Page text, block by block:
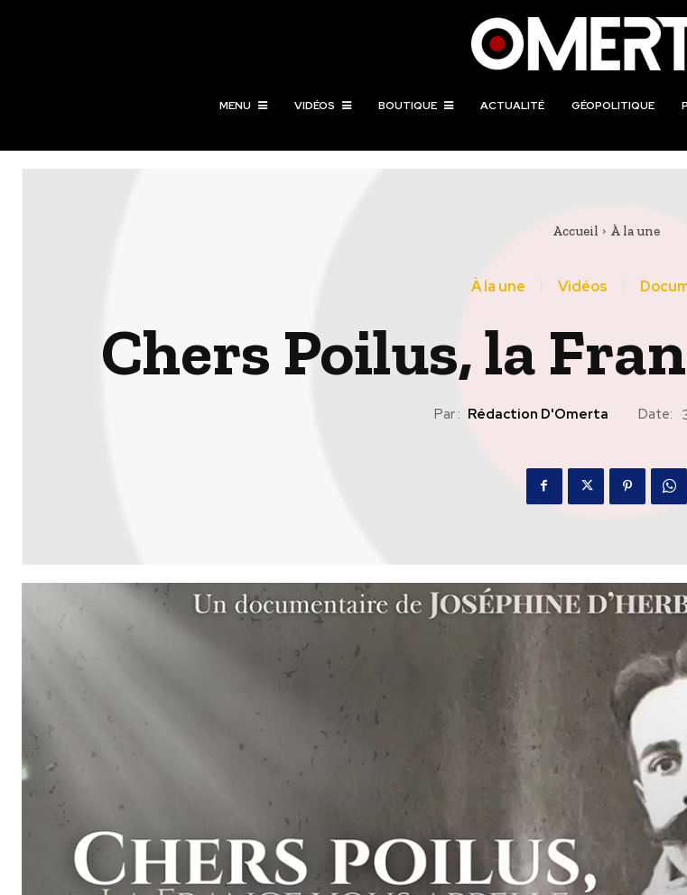
MENU VIDÉOS BOUTIQUE ACTUALITÉ GÉOPOLITIQUE
Accueil À la une
À la une Vidéos
Chers Poilus, la
Par : Rédaction D'Omerta Date: